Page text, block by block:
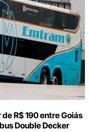
R$ 190 entre Goiás
Double Decker